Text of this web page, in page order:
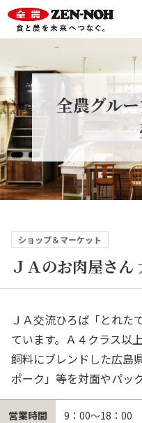
全農グル
ショップ＆マーケット
ＪＡのお肉屋さん
ＪＡ交流ひろば「とれた
ています。Ａ４クラス以
飼料にブレンドした広島
ポーク」等を対面やパッ
営業時間 9：00～18：00